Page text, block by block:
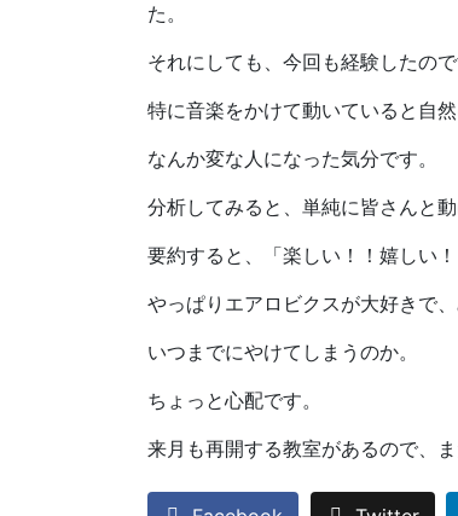
た。
それにしても、今回も経験したの
特に音楽をかけて動いていると自
なんか変な人になった気分です。
分析してみると、単純に皆さんと
要約すると、「楽しい！！嬉しい
やっぱりエアロビクスが大好きで
いつまでにやけてしまうのか。
ちょっと心配です。
来月も再開する教室があるので、